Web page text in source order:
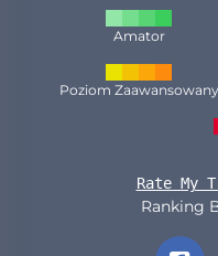
Amator
Poziom Zaawansowany
Rate My
Ranking